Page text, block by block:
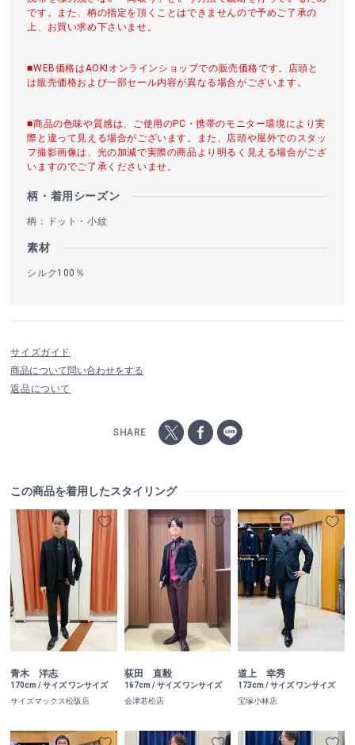
です。また、柄の指定を頂くことはできませんので予めご了承の
上、お買い求め下さいませ。
■WEB価格はAOKIオンラインショップでの販売価格です。店頭と
は販売価格および一部セール内容が異なる場合がございます。
■商品の色味や質感は、ご使用のPC・携帯のモニター環境により実
際と違って見える場合がございます。また、店頭や屋外でのスタッ
フ撮影画像は、光の加減で実際の商品より明るく見える場合がござ
いますのでご了承くださいませ。
柄・着用シーズン
柄：ドット・小紋
素材
シルク100％
サイズガイド
商品について問い合わせをする
返品について
SHARE
この商品を着用したスタイリング
青木 洋志
170cm / サイズ ワンサイズ
サイズマックス松阪店
荻田 直毅
167cm / サイズ ワンサイズ
会津若松店
道上 幸秀
173cm / サイズ ワンサイズ
宝塚小林店